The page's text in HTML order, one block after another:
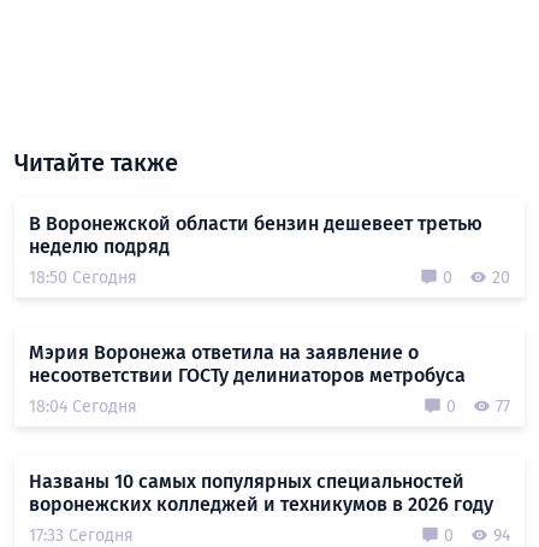
Читайте также
В Воронежской области бензин дешевеет третью
неделю подряд
18:50 Сегодня 0 20
Мэрия Воронежа ответила на заявление о
несоответствии ГОСТу делиниаторов метробуса
18:04 Сегодня 0 77
Названы 10 самых популярных специальностей
воронежских колледжей и техникумов в 2026 году
17:33 Сегодня 0 94